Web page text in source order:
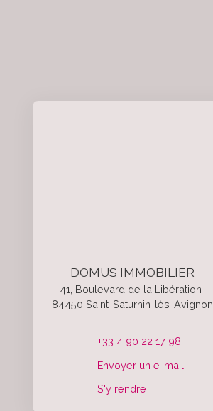
DOMUS IMMOBILIER
41, Boulevard de la Libération
84450 Saint-Saturnin-lès-Avignon
+33 4 90 22 17 98
Envoyer un e-mail
S'y rendre